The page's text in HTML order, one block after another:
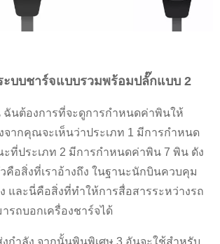
ะบบชาร์จแบบรวมพร้อมปลั๊กแบบ 2
นต้องการที่จะดูการกำหนดค่าพินให้
จากคุณจะเห็นว่าประเภท 1 มีการกำหนด
ที่ประเภท 2 มีการกำหนดค่าพิน 7 พิน ดัง
คือสิ่งที่เราอ้างถึง ในฐานะนักบินควบคุม
และนี่คือสิ่งที่ทำให้การสื่อสารระหว่างรถ
รถบอกเครื่องชาร์จได้
งกำลัง จากนั้นพินพิเศษ 3 อันจะใช้สำหรับ